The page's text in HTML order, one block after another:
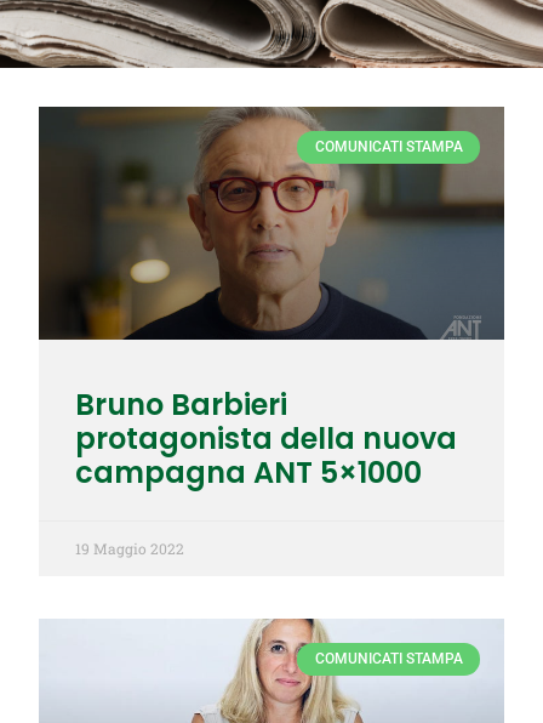
COMUNICATI STAMPA
Bruno Barbieri
protagonista della nuova
campagna ANT 5×1000
19 Maggio 2022
COMUNICATI STAMPA